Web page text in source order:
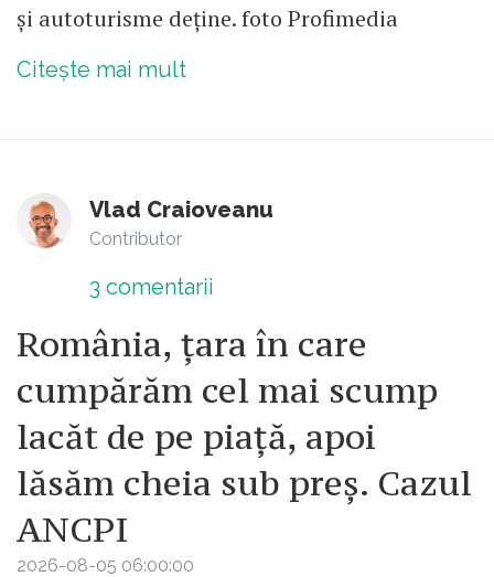
și autoturisme deține. foto Profimedia
Citește mai mult
Vlad Craioveanu
Contributor
3 comentarii
România, țara în care
cumpărăm cel mai scump
lacăt de pe piață, apoi
lăsăm cheia sub preș. Cazul
ANCPI
2026-08-05 06:00:00